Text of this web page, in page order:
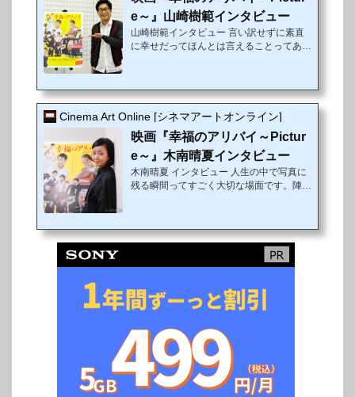
イル～聖夜の奇跡～』（2007年）以来約9
年ぶりにメガフォンを取ったコメディ作。
人生における数々の節目を舞台に、日常の
e～』山崎樹範インタビュー
山崎樹範インタビュー 言い訳せずに素直
に幸せだってほんとは言えることってある
る。笑って泣ける感動のヒューマンコメデ
ィーである本作で、「episode 見合い」と
て一番目立っていた山崎樹範さんに話を聞
いた。—— 早速ですが、今回の映画『幸
福のアリバイ～Picture～』はどのような
経緯から出演することになったのでしょう
Cinema Art Online [シネマアートオンライン]
映画『幸福のアリバイ～Pictur
e～』木南晴夏インタビュー
木南晴夏 インタビュー 人生の中で写真に
残る瞬間ってすごく大切な場面です。陣内
ピソードを描いたオムニバス映画『幸福
(こうふく)のアリバイ～Picture～』が11月
18日（金）より公開された。観るときっ
「episode 見合い」と「episode 結婚」に
出演、サバサバしたカメラマンを快演した
リバイ～Picture～』への出演ついて話を
聞いた。—— ...